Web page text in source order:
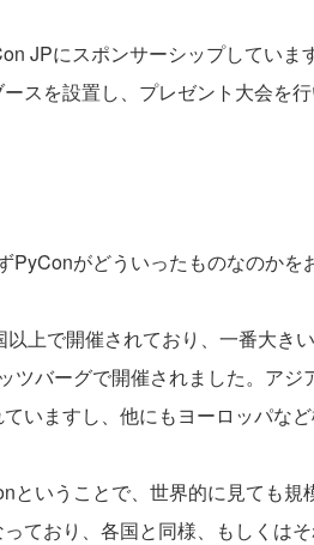
JPにスポンサーシップしてい
スを設置し、プレゼント大会を
PyConがどういったものなのかを
上で開催されており、一番大き
ツバーグで開催されました。アジ
いますし、他にもヨーロッパな
ということで、世界的に見ても
ており、各国と同様、もしくは